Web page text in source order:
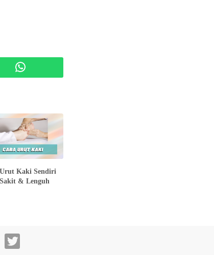
Kaki Sendiri
& Lenguh